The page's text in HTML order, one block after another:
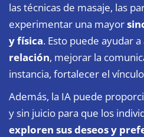
las técnicas de masaje, las
experimentar una mayor
y física. Esto puede ayudar a
relación, mejorar la
instancia, fortalecer el
Además, la IA puede
y sin juicio para que los
exploren sus deseos y